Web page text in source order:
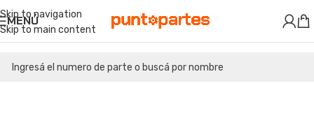
Skip to navigation
Skip to main content
MENÚ